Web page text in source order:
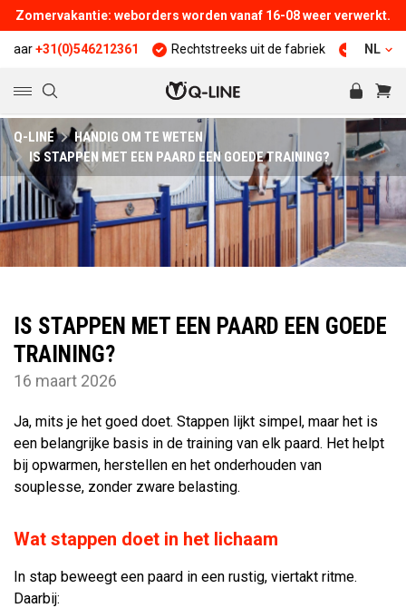
Zomervakantie: weborders worden vanaf 16-08 weer verwerkt.
Rechtstreeks uit de fabriek 25 jaar NL
Q-LINE
HANDIG OM TE WETEN
IS STAPPEN MET EEN PAARD EEN GOEDE TRAINING?
IS STAPPEN MET EEN PAARD EEN GOEDE
TRAINING?
16 maart 2026
Ja, mits je het goed doet. Stappen lijkt simpel, maar het is
een belangrijke basis in de training van elk paard. Het helpt
bij opwarmen, herstellen en het onderhouden van
souplesse, zonder zware belasting.
Wat stappen doet in het lichaam
In stap beweegt een paard in een rustig, viertakt ritme.
Daarbij: